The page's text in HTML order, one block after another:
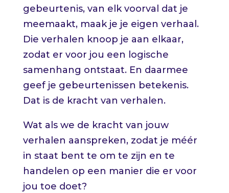
gebeurtenis, van elk voorval dat je
meemaakt, maak je je eigen verhaal.
Die verhalen knoop je aan elkaar,
zodat er voor jou een logische
samenhang ontstaat. En daarmee
geef je gebeurtenissen betekenis.
Dat is de kracht van verhalen.
Wat als we de kracht van jouw
verhalen aanspreken, zodat je méér
in staat bent te om te zijn en te
handelen op een manier die er voor
jou toe doet?